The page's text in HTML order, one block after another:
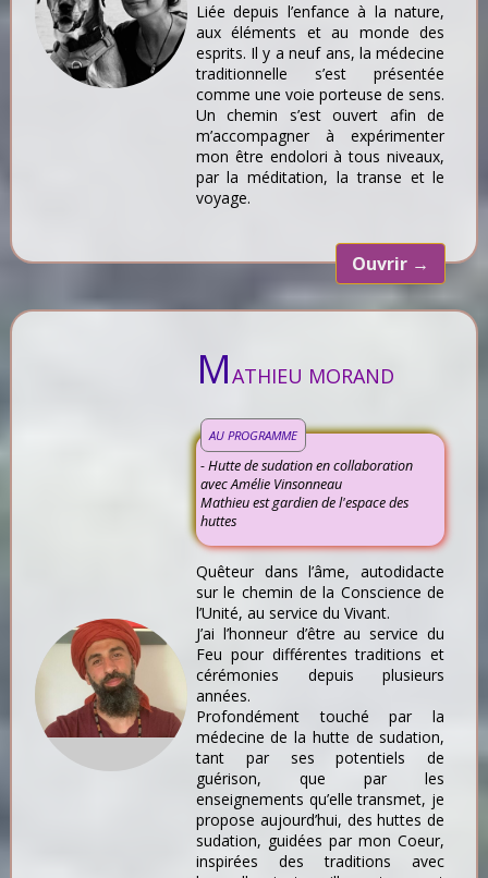
Liée depuis l’enfance à la nature,
aux éléments et au monde des
esprits. Il y a neuf ans, la médecine
traditionnelle s’est présentée
comme une voie porteuse de sens.
Un chemin s’est ouvert afin de
m’accompagner à expérimenter
mon être endolori à tous niveaux,
par la méditation, la transe et le
voyage.
Ouvrir →
MATHIEU MORAND
AU PROGRAMME
- Hutte de sudation en collaboration
avec Amélie Vinsonneau
Mathieu est gardien de l'espace des
huttes
Quêteur dans l’âme, autodidacte
sur le chemin de la Conscience de
l’Unité, au service du Vivant.
J’ai l’honneur d’être au service du
Feu pour différentes traditions et
cérémonies depuis plusieurs
années.
Profondément touché par la
médecine de la hutte de sudation,
tant par ses potentiels de
guérison, que par les
enseignements qu’elle transmet, je
propose aujourd’hui, des huttes de
sudation, guidées par mon Coeur,
inspirées des traditions avec